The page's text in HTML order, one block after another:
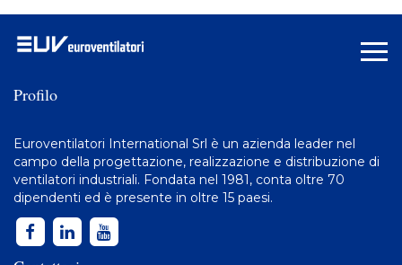
Profilo
Euroventilatori International Srl è un azienda leader nel
campo della progettazione, realizzazione e distribuzione di
ventilatori industriali. Fondata nel 1981, conta oltre 70
dipendenti ed è presente in oltre 15 paesi.